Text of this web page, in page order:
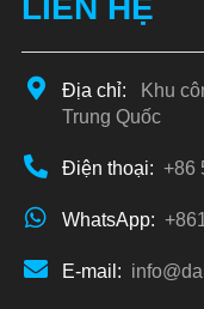
Địa chỉ:
Khu
Trung Quốc
Điện thoại: +86
WhatsApp:
E-mail: